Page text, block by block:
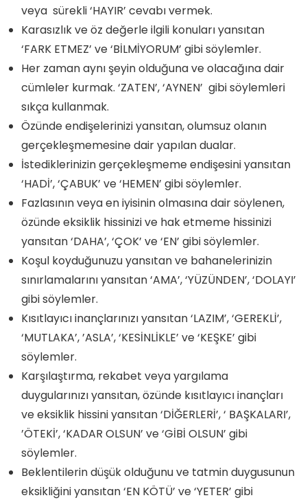
veya sürekli ‘HAYIR’ cevabı vermek.
Karasızlık ve öz değerle ilgili konuları yansıtan
‘FARK ETMEZ’ ve ‘BİLMİYORUM’ gibi söylemler.
Her zaman aynı şeyin olduğuna ve olacağına dair
cümleler kurmak. ‘ZATEN’, ‘AYNEN’ gibi söylemleri
sıkça kullanmak.
Özünde endişelerinizi yansıtan, olumsuz olanın
gerçekleşmemesine dair yapılan dualar.
İstediklerinizin gerçekleşmeme endişesini yansıtan
‘HADİ’, ‘ÇABUK’ ve ‘HEMEN’ gibi söylemler.
Fazlasının veya en iyisinin olmasına dair söylenen,
özünde eksiklik hissinizi ve hak etmeme hissinizi
yansıtan ‘DAHA’, ‘ÇOK’ ve ‘EN’ gibi söylemler.
Koşul koyduğunuzu yansıtan ve bahanelerinizin
sınırlamalarını yansıtan ‘AMA’, ‘YÜZÜNDEN’, ‘DOLAYI’
gibi söylemler.
Kısıtlayıcı inançlarınızı yansıtan ‘LAZIM’, ‘GEREKLİ’,
‘MUTLAKA’, ’ASLA’, ‘KESİNLİKLE’ ve ‘KEŞKE’ gibi
söylemler.
Karşılaştırma, rekabet veya yargılama
duygularınızı yansıtan, özünde kısıtlayıcı inançları
ve eksiklik hissini yansıtan ‘DİĞERLERİ’, ‘ BAŞKALARI’,
’ÖTEKİ’, ‘KADAR OLSUN’ ve ‘GİBİ OLSUN’ gibi
söylemler.
Beklentilerin düşük olduğunu ve tatmin duygusunun
eksikliğini yansıtan ‘EN KÖTÜ’ ve ‘YETER’ gibi